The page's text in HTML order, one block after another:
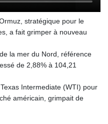
1364.460377
NOK 9.49649
NPR 152.232915
OMR 0.384495
PAB 0.999866
stratégique pour le
a fait grimper à nouveau
la mer du Nord, référence
de 2,88% à 104,21
Intermediate (WTI) pour
américain, grimpait de